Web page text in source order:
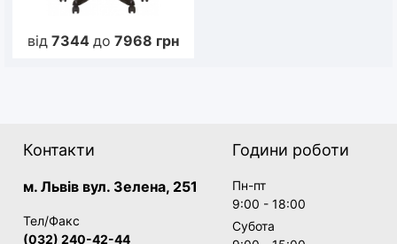
від 7344 до 7968 грн
Контакти
м. Львів вул. Зелена, 251
Тел/Факс
(032) 240-42-44
Години роботи
Пн-пт
9:00 - 18:00
Субота